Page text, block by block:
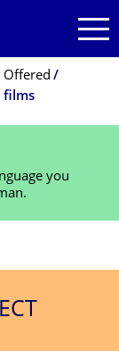
Offered
films
you